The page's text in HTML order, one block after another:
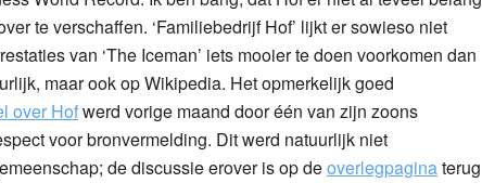
te verschaffen. ‘Familiebedrijf Hof’ lijkt er sowieso niet
van ‘The Iceman’ iets mooier te doen voorkomen dan
maar ook op Wikipedia. Het opmerkelijk goed
over Hofwerd vorige maand door één van zijn zoons
voor bronvermelding. Dit werd natuurlijk niet
de discussie erover is op deoverlegpaginaterug